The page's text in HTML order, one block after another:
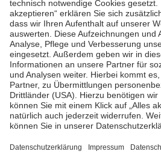
Gebrauchsanleitungen
Häufige Fragen
CE